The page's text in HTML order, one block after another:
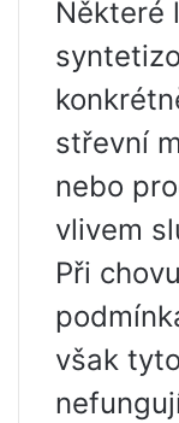
Některé
střevní
nebo
vlivem
Při
však